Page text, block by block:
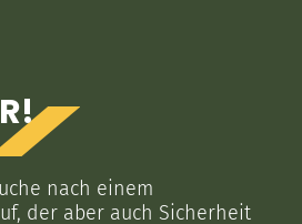
nach einem
der aber auch Sicherheit